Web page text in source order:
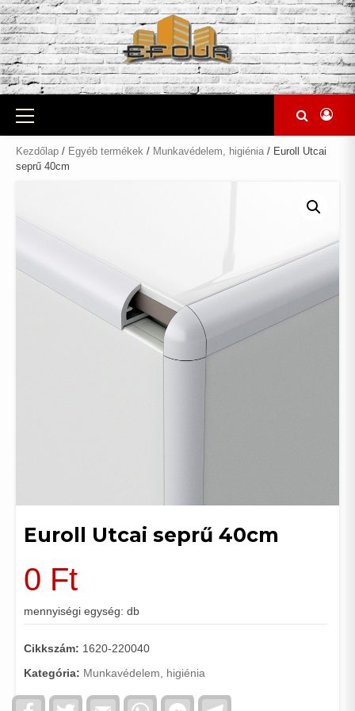
Skip
to
content
Primary
Menu
Kezdőlap / Egyéb termékek / Munkavédelem, higiénia / Euroll Utcai
seprű 40cm
Euroll Utcai seprű 40cm
0 Ft
mennyiségi egység: db
Cikkszám: 1620-220040
Kategória: Munkavédelem, higiénia
FacebookTwitter Email WhatsAppFacebook